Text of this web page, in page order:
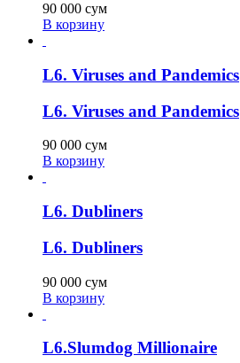
90 000 сум
В корзину
L6. Viruses and Pandemics
L6. Viruses and Pandemics
90 000 сум
В корзину
L6. Dubliners
L6. Dubliners
90 000 сум
В корзину
L6.Slumdog Millionaire